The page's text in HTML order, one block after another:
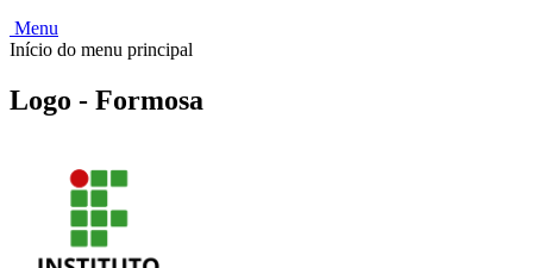
Menu
Início do menu principal
Logo - Formosa